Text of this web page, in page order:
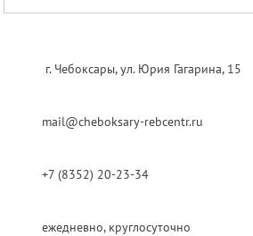
г. Чебоксары,ул. Юрия Гагарина, 15
mail@cheboksary-rebcentr.ru
+7 (8352) 20-23-34
ежедневно, круглосуточно